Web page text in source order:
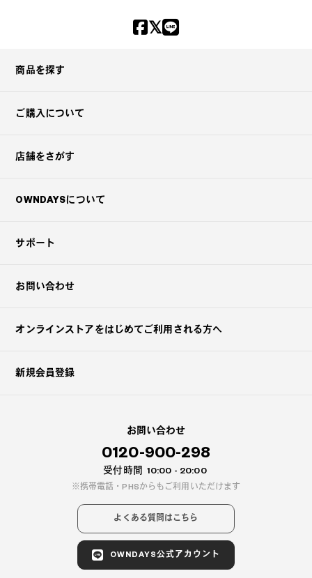
商品を探す
ご購入について
店舗をさがす
OWNDAYSについて
サポート
お問い合わせ
オンラインストアをはじめてご利用される方へ
新規会員登録
お問い合わせ
0120-900-298
受付時間 10:00 - 20:00
携帯電話・PHSからもご利用いただけます
よくある質問はこちら
OWNDAYS公式アカウント